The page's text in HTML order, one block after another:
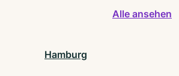
Alle ansehen
Hamburg